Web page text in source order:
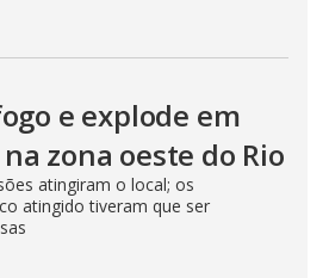
e explode em
zona oeste do Rio
atingiram o local; os
atingido tiveram que ser